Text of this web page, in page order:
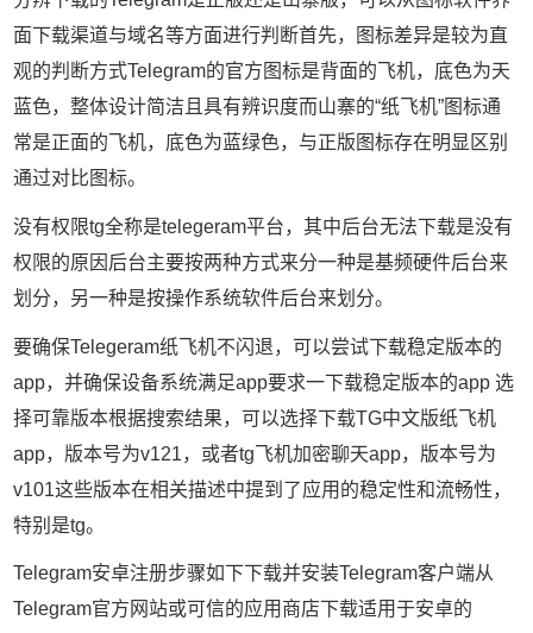
面下载渠道与域名等方面进行判断首先，图标差异是较为直
观的判断方式Telegram的官方图标是背面的飞机，底色为天
蓝色，整体设计简洁且具有辨识度而山寨的“纸飞机”图标通
常是正面的飞机，底色为蓝绿色，与正版图标存在明显区别
通过对比图标。
没有权限tg全称是telegeram平台，其中后台无法下载是没有
权限的原因后台主要按两种方式来分一种是基频硬件后台来
划分，另一种是按操作系统软件后台来划分。
要确保Telegeram纸飞机不闪退，可以尝试下载稳定版本的
app，并确保设备系统满足app要求一下载稳定版本的app 选
择可靠版本根据搜索结果，可以选择下载TG中文版纸飞机
app，版本号为v121，或者tg飞机加密聊天app，版本号为
v101这些版本在相关描述中提到了应用的稳定性和流畅性，
特别是tg。
Telegram安卓注册步骤如下下载并安装Telegram客户端从
Telegram官方网站或可信的应用商店下载适用于安卓的